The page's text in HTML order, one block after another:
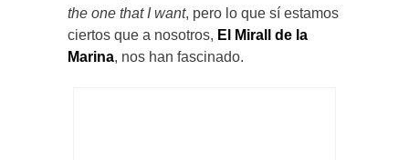
the one that I want, pero lo que sí estamos
ciertos que a nosotros, El Mirall de la
Marina, nos han fascinado.